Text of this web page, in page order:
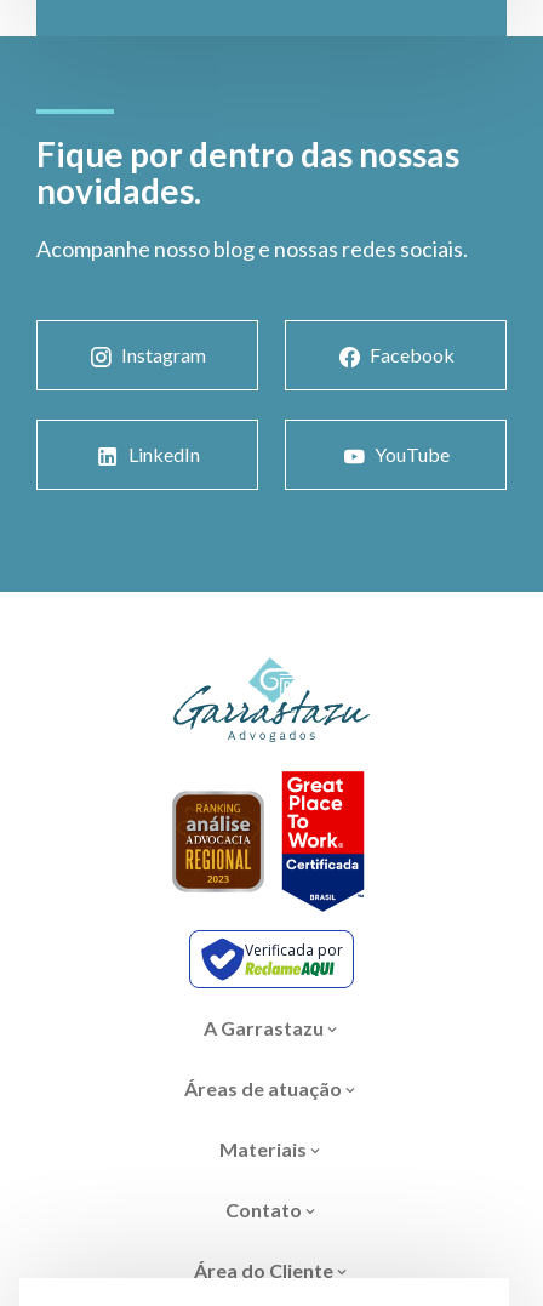
Fique por dentro das nossas
novidades.
Acompanhe nosso blog e nossas redes sociais.
Instagram Facebook
LinkedIn YouTube
Verificada por
A Garrastazu
Áreas de atuação
Materiais
Contato
Área do Cliente